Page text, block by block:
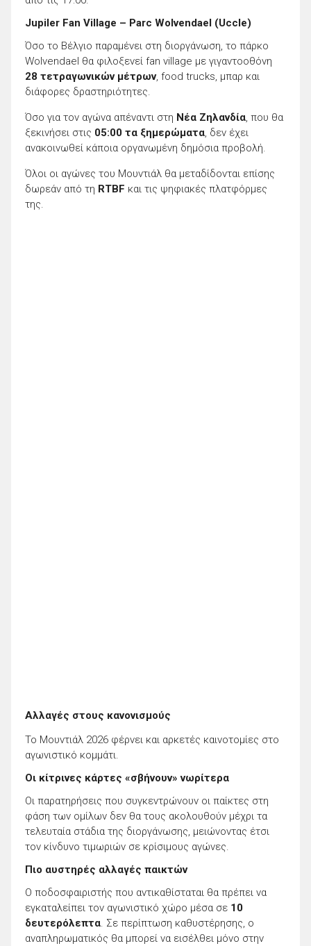
Jupiler Fan Village – Parc Wolvendael (Uccle)
Όσο το Βέλγιο παραμένει στη διοργάνωση, το πάρκο
Wolvendael θα φιλοξενεί fan village με γιγαντοοθόνη
28 τετραγωνικών μέτρων, food trucks, μπαρ και
διάφορες δραστηριότητες.
Όσο για τον αγώνα απέναντι στη Νέα Ζηλανδία, που θα
ξεκινήσει στις 05:00 τα ξημερώματα, δεν έχει
ανακοινωθεί κάποια οργανωμένη δημόσια προβολή.
Όλοι οι αγώνες του Μουντιάλ θα μεταδίδονται επίσης
δωρεάν από τη RTBF και τις ψηφιακές πλατφόρμες
της.
Αλλαγές στους κανονισμούς
Το Μουντιάλ 2026 φέρνει και αρκετές καινοτομίες στο
αγωνιστικό κομμάτι.
Οι κίτρινες κάρτες «σβήνουν» νωρίτερα
Οι παρατηρήσεις που συγκεντρώνουν οι παίκτες στη
φάση των ομίλων δεν θα τους ακολουθούν μέχρι τα
τελευταία στάδια της διοργάνωσης, μειώνοντας έτσι
τον κίνδυνο τιμωριών σε κρίσιμους αγώνες.
Πιο αυστηρές αλλαγές παικτών
Ο ποδοσφαιριστής που αντικαθίσταται θα πρέπει να
εγκαταλείπει τον αγωνιστικό χώρο μέσα σε 10
δευτερόλεπτα. Σε περίπτωση καθυστέρησης, ο
αναπληρωματικός θα μπορεί να εισέλθει μόνο στην